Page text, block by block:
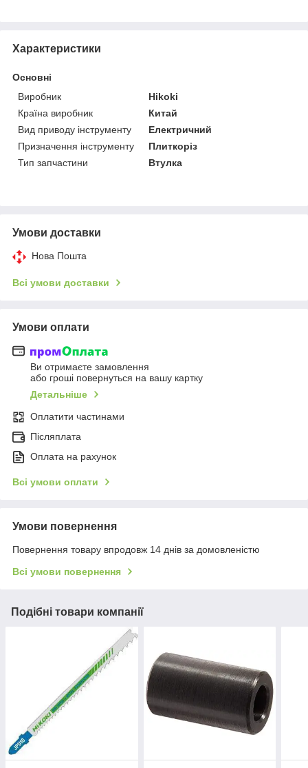
Характеристики
Основні
Виробник
Hikoki
Країна виробник
Китай
Вид приводу інструменту
Електричний
Призначення інструменту
Плиткоріз
Тип запчастини
Втулка
Умови доставки
Нова Пошта
Всі умови доставки
Умови оплати
Ви отримаєте замовлення
або гроші повернуться на вашу картку
Детальніше
Оплатити частинами
Післяплата
Оплата на рахунок
Всі умови оплати
Умови повернення
Повернення товару впродовж 14 днів за домовленістю
Всі умови повернення
Подібні товари компанії